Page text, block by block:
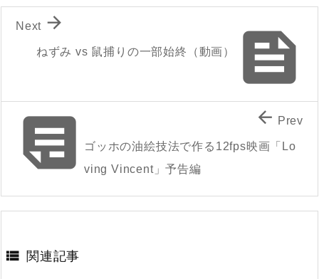

ねずみ vs 鼠捕りの一部始終（動画）

Next

ゴッホの油絵技法で作る12fps映画「Lo
ving Vincent」予告編
 Prev
 関連記事